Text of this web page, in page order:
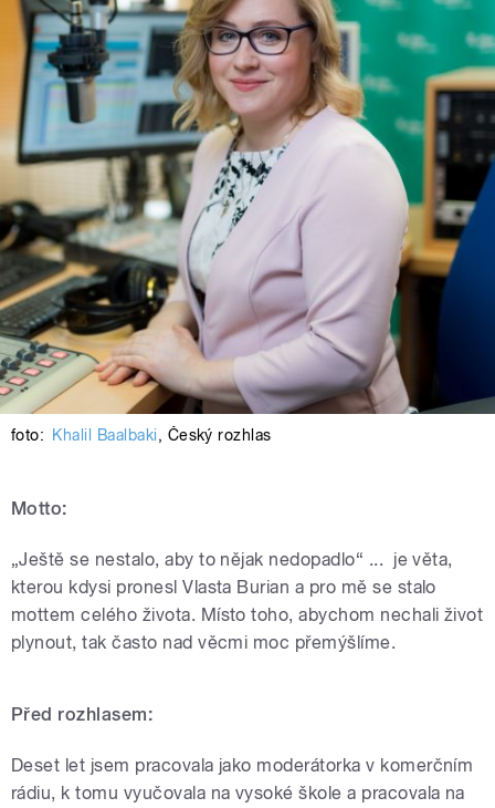
foto: Khalil Baalbaki, Český rozhlas
Motto:
„Ještě se nestalo, aby to nějak nedopadlo“ ... je věta,
kterou kdysi pronesl Vlasta Burian a pro mě se stalo
mottem celého života. Místo toho, abychom nechali život
plynout, tak často nad věcmi moc přemýšlíme.
Před rozhlasem:
Deset let jsem pracovala jako moderátorka v komerčním
rádiu, k tomu vyučovala na vysoké škole a pracovala na